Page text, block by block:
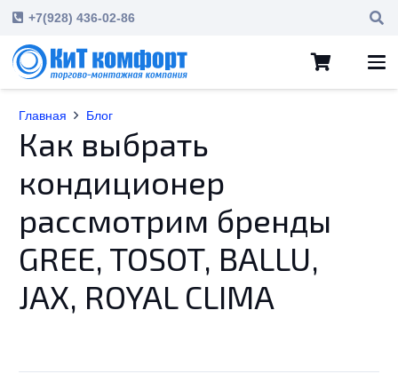
+7(928) 436-02-86
Главная Блог
Как выбрать
кондиционер
рассмотрим бренды
GREE, TOSOT, BALLU,
JAX, ROYAL CLIMA